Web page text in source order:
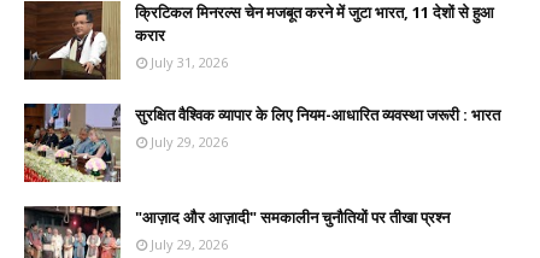
क्रिटिकल मिनरल्स चेन मजबूत करने में जुटा भारत, 11 देशों से हुआ
करार
July 31, 2026
सुरक्षित वैश्विक व्यापार के लिए नियम-आधारित व्यवस्था जरूरी : भारत
July 29, 2026
"आज़ाद और आज़ादी" समकालीन चुनौतियों पर तीखा प्रश्न
July 29, 2026